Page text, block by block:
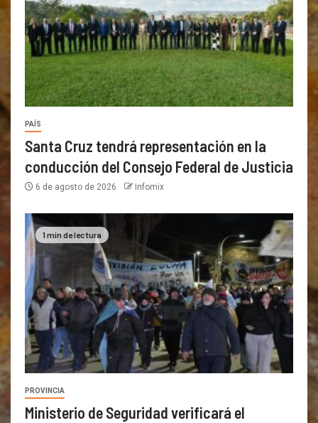
PAÍS
Santa Cruz tendrá representación en la
conducción del Consejo Federal de Justicia
6 de agosto de 2026 Infomix
1 min de lectura
PROVINCIA
Ministerio de Seguridad verificará el